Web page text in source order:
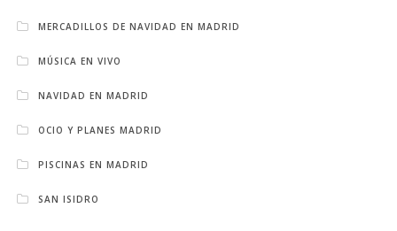
MERCADILLOS DE NAVIDAD EN MADRID
MÚSICA EN VIVO
NAVIDAD EN MADRID
OCIO Y PLANES MADRID
PISCINAS EN MADRID
SAN ISIDRO